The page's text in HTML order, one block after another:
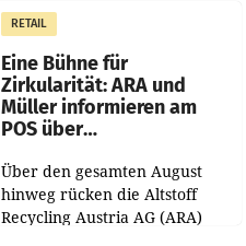
erwirtschaftet, was einem Plus
von 3,8 Prozent gegenüber
dem Vergleichszeitraum
RETAIL
Eine Bühne für
Zirkularität: ARA und
Müller informieren am
POS über
Über den gesamten August
hinweg rücken die Altstoff
Recycling Austria AG (ARA)